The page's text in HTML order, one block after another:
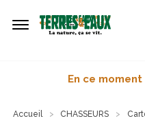
En ce moment
Accueil CHASSEURS